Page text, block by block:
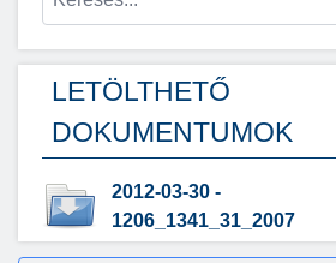
LETÖLTHETŐ
DOKUMENTUMOK
2012-03-30 -
1206_1341_31_2007